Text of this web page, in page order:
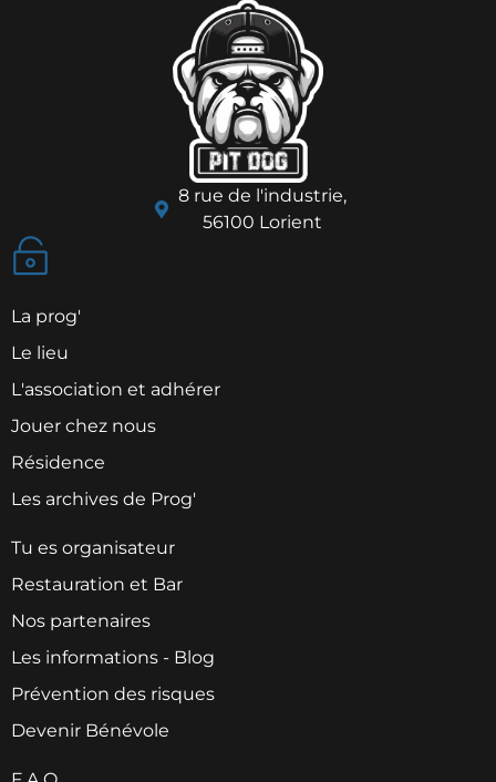
8 rue de l'industrie,
56100 Lorient
La prog'
Le lieu
L'association et adhérer
Jouer chez nous
Résidence
Les archives de Prog'
Tu es organisateur
Restauration et Bar
Nos partenaires
Les informations - Blog
Prévention des risques
Devenir Bénévole